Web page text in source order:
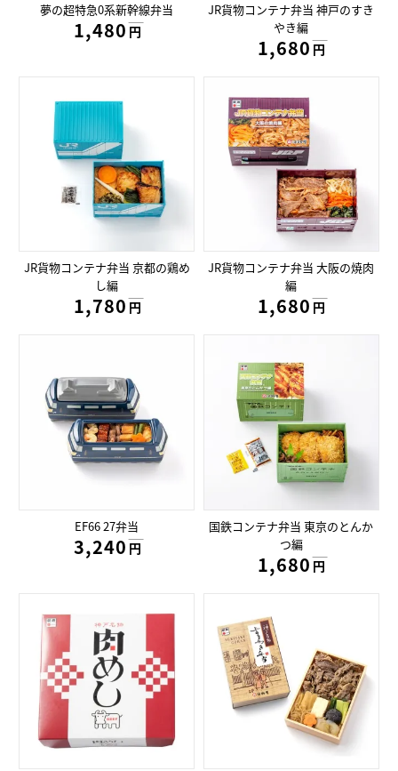
夢の超特急0系新幹線弁当
1,480円
円
JR貨物コンテナ弁当 神戸のすき
やき編
1,680円
円
JR貨物コンテナ弁当 京都の鶏め
し編
1,780円
円
JR貨物コンテナ弁当 大阪の焼肉
編
1,680円
円
EF66 27弁当
3,240円
円
国鉄コンテナ弁当 東京のとんか
つ編
1,680円
円